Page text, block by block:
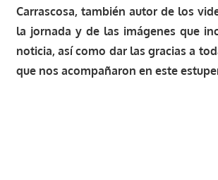
Carrascosa, también autor de los
la jornada y de las imágenes que
noticia, así como dar las gracias a
que nos acompañaron en este